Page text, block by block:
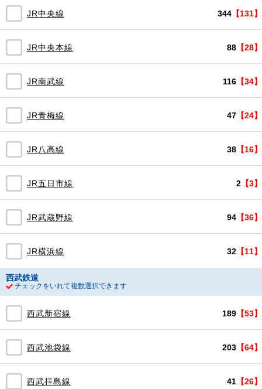
JR中央線 【131】
344
JR中央本線 【28】
88
JR南武線 【34】
116
JR青梅線 【24】
47
JR八高線 【16】
38
JR五日市線 【3】
2
JR武蔵野線 【36】
94
JR横浜線 【11】
32
西武鉄道
チェックをいれて複数選択できます
西武新宿線 【53】
189
西武池袋線 【64】
203
西武拝島線 【26】
41